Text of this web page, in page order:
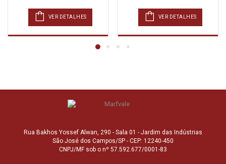
VER DETALHES VER DETALHES
Rua Bakhos Yossef Alwan, 290 - Sala 01 - Jardim das Indústrias
São José dos Campos/SP - CEP: 12240-450
CNPJ/MF sob o nº 57.592.677/0001-83